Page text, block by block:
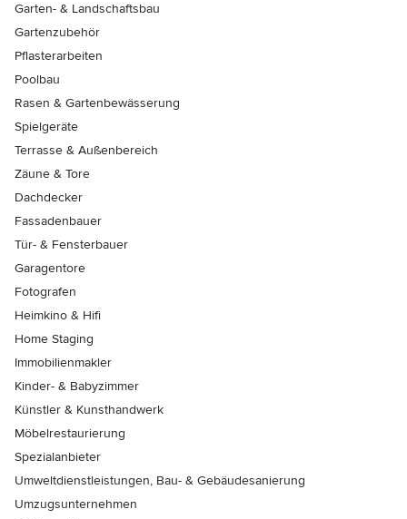
Garten- & Landschaftsbau
Gartenzubehör
Pflasterarbeiten
Poolbau
Rasen & Gartenbewässerung
Spielgeräte
Terrasse & Außenbereich
Zäune & Tore
Dachdecker
Fassadenbauer
Tür- & Fensterbauer
Garagentore
Fotografen
Heimkino & Hifi
Home Staging
Immobilienmakler
Kinder- & Babyzimmer
Künstler & Kunsthandwerk
Möbelrestaurierung
Spezialanbieter
Umweltdienstleistungen, Bau- & Gebäudesanierung
Umzugsunternehmen